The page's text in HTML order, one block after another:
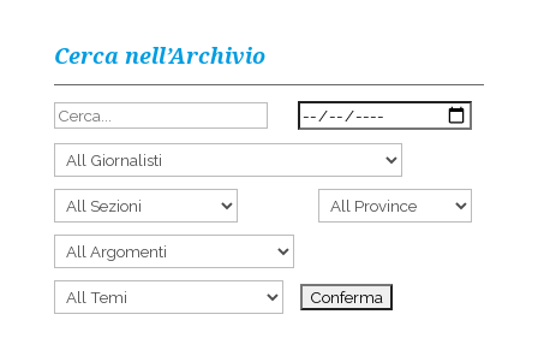
Cerca nell’Archivio